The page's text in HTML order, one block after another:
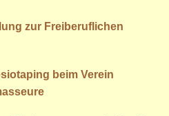
zur Freiberuflichen
beim Verein